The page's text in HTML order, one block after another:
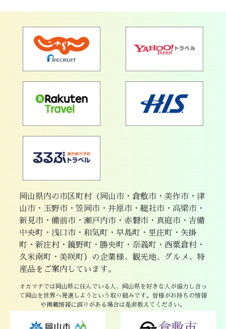
岡山県内の市区町村（岡山市・倉敷市・美作市・津
山市・玉野市・笠岡市・井原市・総社市・高梁市・
新見市・備前市・瀬戸内市・赤磐市・真庭市・吉備
中央町・浅口市・和気町・早島町・里庄町・矢掛
町・新庄村・鏡野町・勝央町・奈義町・西粟倉村・
久米南町・美咲町）の企業様、観光地、グルメ、特
産品をご案内しています。
オカマチでは岡山県に住んでいる人、岡山県を好きな人が協力し合っ
て岡山を世界へ発進しようという取り組みです。皆様がお持ちの情報
や掲載情報に誤りがある場合は是非教えてください。